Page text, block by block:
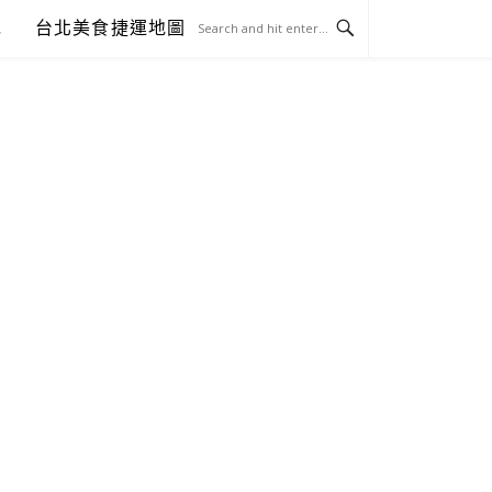
台北美食捷運地圖